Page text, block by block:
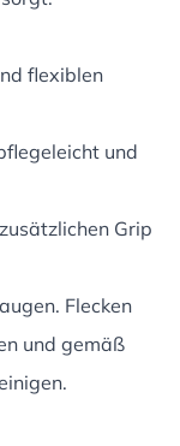
flexiblen
und
Grip
Flecken
und gemäß